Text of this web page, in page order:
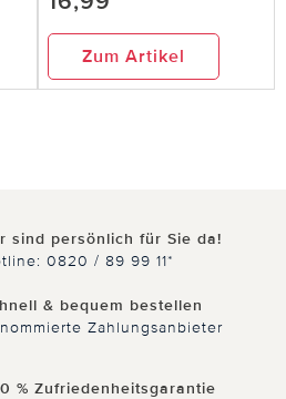
Zum Artikel
sind persönlich für Sie da!
0820 / 89 99 11*
& bequem bestellen
Zahlungsanbieter
% Zufriedenheitsgarantie